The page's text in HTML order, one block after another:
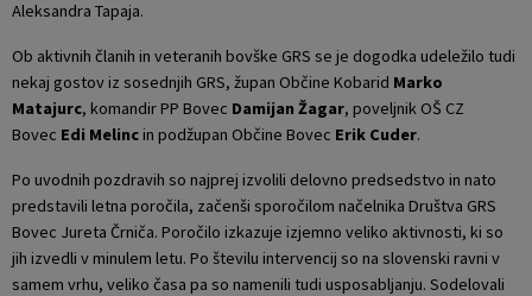
Aleksandra Tapaja.
Ob aktivnih članih in veteranih bovške GRS se je dogodka udeležilo tudi
nekaj gostov iz sosednjih GRS, župan Občine Kobarid Marko
Matajurc, komandir PP Bovec Damijan Žagar, poveljnik OŠ CZ
Bovec Edi Melincin podžupan Občine Bovec Erik Cuder.
Po uvodnih pozdravih so najprej izvolili delovno predsedstvo in nato
predstavili letna poročila, začenši sporočilom načelnika Društva GRS
Bovec Jureta Črniča. Poročilo izkazuje izjemno veliko aktivnosti, ki so
jih izvedli v minulem letu. Po številu intervencij so na slovenski ravni v
samem vrhu, veliko časa pa so namenili tudi usposabljanju. Sodelovali
Temeljni akti občine
Strateški dokumenti
Katalog informacij javnega značaja
Lokalne volitve